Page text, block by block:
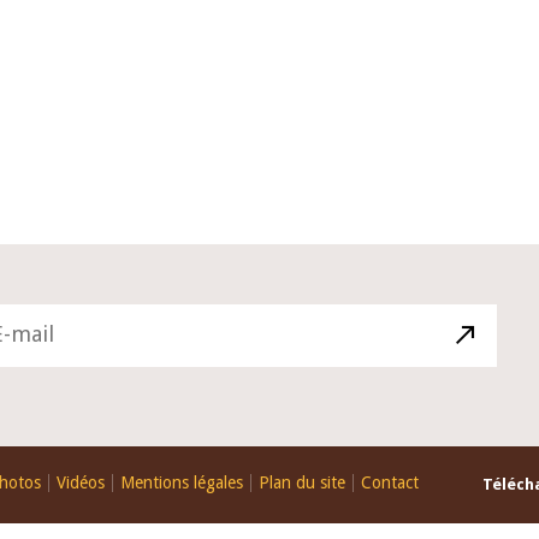
Vidéos Mentions légales Plan du site Contact